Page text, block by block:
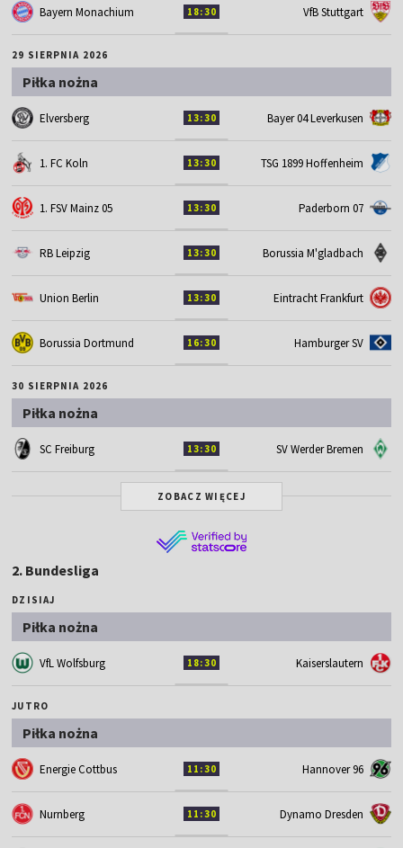
Bayern Monachium 18:30 VfB Stuttgart
29 SIERPNIA 2026
Piłka nożna
Elversberg 13:30 Bayer 04 Leverkusen
1. FC Koln 13:30 TSG 1899 Hoffenheim
1. FSV Mainz 05 13:30 Paderborn 07
RB Leipzig 13:30 Borussia M'gladbach
Union Berlin 13:30 Eintracht Frankfurt
Borussia Dortmund 16:30 Hamburger SV
30 SIERPNIA 2026
Piłka nożna
SC Freiburg 13:30 SV Werder Bremen
ZOBACZ WIĘCEJ
2. Bundesliga
DZISIAJ
Piłka nożna
VfL Wolfsburg 18:30 Kaiserslautern
JUTRO
Piłka nożna
Energie Cottbus 11:30 Hannover 96
Nurnberg 11:30 Dynamo Dresden